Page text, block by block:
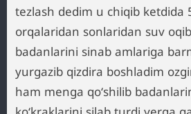
tezlash dedim u chiqib ketdida
orqalaridan sonlaridan suv
badanlarini sinab amlariga
yurgazib qizdira boshladim
ham menga qoʻshilib